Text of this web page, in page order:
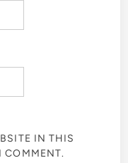
IN THIS
COMMENT.